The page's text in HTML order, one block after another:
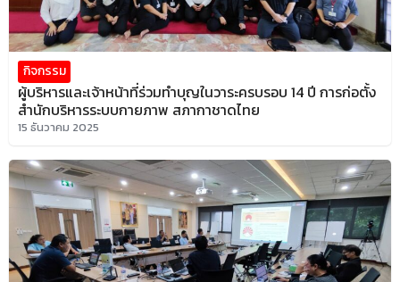
กิจกรรม
ผู้บริหารและเจ้าหน้าที่ร่วมทำบุญในวาระครบรอบ 14 ปี การก่อตั้ง
สำนักบริหารระบบกายภาพ สภากาชาดไทย
15 ธันวาคม 2025